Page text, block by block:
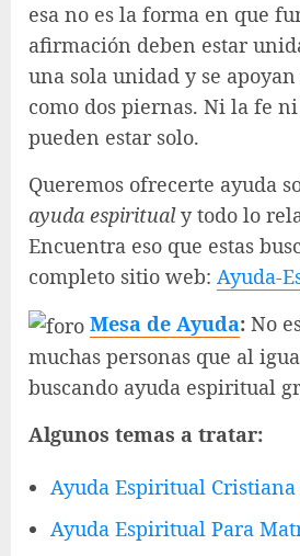
esa no es la forma en que
afirmación deben estar
una sola unidad y se
como dos piernas. Ni la fe
pueden estar solo.
Queremos ofrecerte ayuda
ayuda espiritualy todo lo
Encuentra eso que estas
completo sitio web: Ayuda-
Mesa de Ayuda: No
muchas personas que al
buscando ayuda espiritual
Algunos temas a tratar:
Ayuda Espiritual Cristiana
Ayuda Espiritual Para